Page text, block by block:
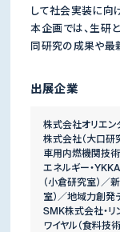
して社会実装に向
本企画では、生研
同研究の成果や最
出展企業
株式会社オリエン
株式会社（大口研
車用内燃機関技術
エネルギー・
（小倉研究室）／
室）／地域力創発
SMK株式会社・リ
ワイヤル（食料技